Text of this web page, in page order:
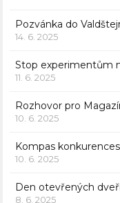
Pozvánka do
14. 6. 2025
Stop experimentům
11. 6. 2025
Rozhovor pro
10. 6. 2025
Kompas
10. 6. 2025
Den otevřených
8. 6. 2025